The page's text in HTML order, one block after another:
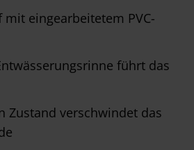
mit eingearbeitetem PVC-
führt das
Zustand verschwindet das